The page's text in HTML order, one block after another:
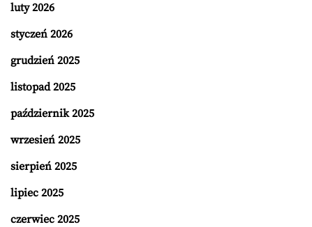
luty 2026
styczeń 2026
grudzień 2025
listopad 2025
październik 2025
wrzesień 2025
sierpień 2025
lipiec 2025
czerwiec 2025